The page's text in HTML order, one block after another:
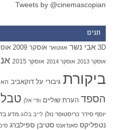
Tweets by @cinemascopian
תגים
3D אבי נשר אווטאר אוסקר 2009 אוסקר
אוסקר 2013 אוסקר 2014 אוסקר 2015
ביקורת גיבורי על דוקאביב
הספד הערת שוליים וודי אלן
יוסף סידר כריסטופר נולן לייב בלוג מדע
נטפליקס סאנדאנס סטיבן ספילברג